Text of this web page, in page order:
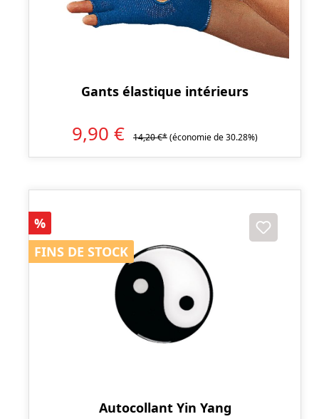
Gants élastique intérieurs
9,90 € 14,20 €*(économie de 30.28%)
Réduction
%
FINS DE STOCK
FINS DE STOCK
Autocollant Yin Yang